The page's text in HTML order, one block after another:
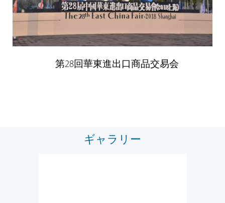
第28回華東進出口商品交易会
ギャラリー